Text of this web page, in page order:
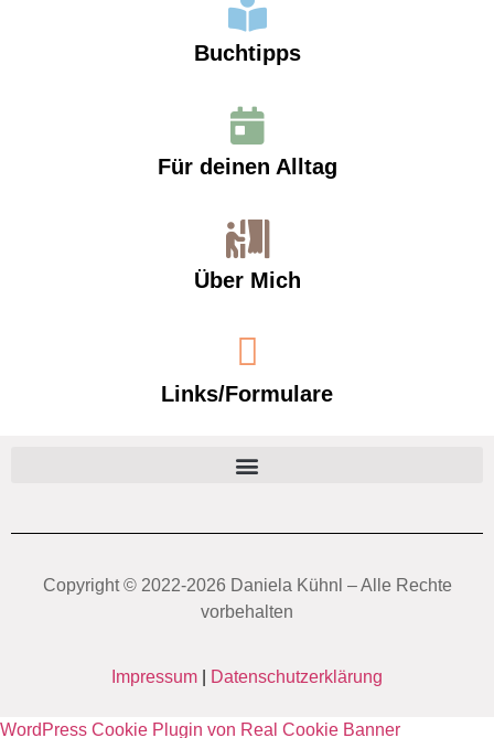
Buchtipps
Für deinen Alltag
Über Mich
Links/Formulare
Copyright ©️ 2022-2026 Daniela Kühnl – Alle Rechte
vorbehalten
Impressum Datenschutzerklärung
WordPress Cookie Plugin von Real Cookie Banner